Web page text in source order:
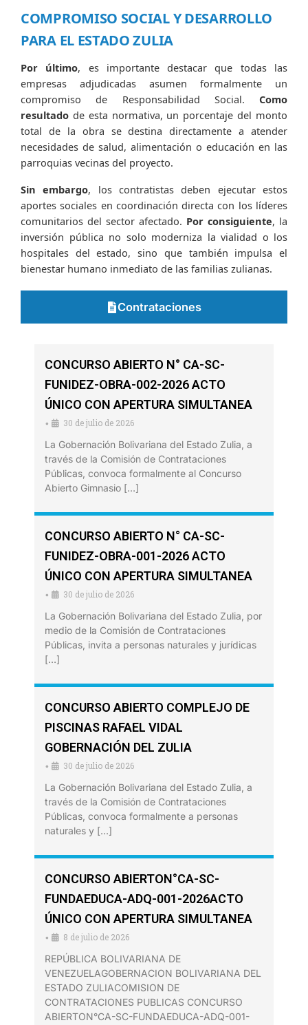
COMPROMISO SOCIAL Y DESARROLLO
PARA EL ESTADO ZULIA
Por último, es importante destacar que todas las
empresas adjudicadas asumen formalmente un
compromiso de Responsabilidad Social. Como
resultado de esta normativa, un porcentaje del monto
total de la obra se destina directamente a atender
necesidades de salud, alimentación o educación en las
parroquias vecinas del proyecto.
Sin embargo, los contratistas deben ejecutar estos
aportes sociales en coordinación directa con los líderes
comunitarios del sector afectado. Por consiguiente, la
inversión pública no solo moderniza la vialidad o los
hospitales del estado, sino que también impulsa el
bienestar humano inmediato de las familias zulianas.
Contrataciones
CONCURSO ABIERTO N° CA-SC-
FUNIDEZ-OBRA-002-2026 ACTO
ÚNICO CON APERTURA SIMULTANEA
• 30 de julio de 2026
La Gobernación Bolivariana del Estado Zulia, a
través de la Comisión de Contrataciones
Públicas, convoca formalmente al Concurso
Abierto Gimnasio […]
CONCURSO ABIERTO N° CA-SC-
FUNIDEZ-OBRA-001-2026 ACTO
ÚNICO CON APERTURA SIMULTANEA
• 30 de julio de 2026
La Gobernación Bolivariana del Estado Zulia, por
medio de la Comisión de Contrataciones
Públicas, invita a personas naturales y jurídicas
[…]
CONCURSO ABIERTO COMPLEJO DE
PISCINAS RAFAEL VIDAL
GOBERNACIÓN DEL ZULIA
• 30 de julio de 2026
La Gobernación Bolivariana del Estado Zulia, a
través de la Comisión de Contrataciones
Públicas, convoca formalmente a personas
naturales y […]
CONCURSO ABIERTON°CA-SC-
FUNDAEDUCA-ADQ-001-2026ACTO
ÚNICO CON APERTURA SIMULTANEA
• 8 de julio de 2026
REPÚBLICA BOLIVARIANA DE
VENEZUELAGOBERNACION BOLIVARIANA DEL
ESTADO ZULIACOMISION DE
CONTRATACIONES PUBLICAS CONCURSO
ABIERTON°CA-SC-FUNDAEDUCA-ADQ-001-